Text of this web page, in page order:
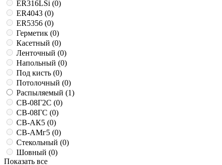
ER316LSi (0)
ER4043 (0)
ER5356 (0)
Герметик (0)
Касетный (0)
Ленточный (0)
Напольный (0)
Под кисть (0)
Потолочный (0)
Распыляемый (1)
СВ-08Г2С (0)
СВ-08ГС (0)
СВ-АК5 (0)
СВ-АМг5 (0)
Стекольный (0)
Шовный (0)
Показать все